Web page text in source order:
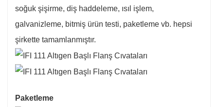
soğuk şişirme, diş haddeleme, ısıl işlem,
galvanizleme, bitmiş ürün testi, paketleme vb. hepsi
şirkette tamamlanmıştır.
Paketleme